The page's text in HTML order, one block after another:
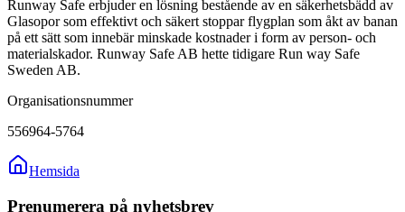
Runway Safe erbjuder en lösning bestående av en säkerhetsbädd av
Glasopor som effektivt och säkert stoppar flygplan som åkt av banan
på ett sätt som innebär minskade kostnader i form av person- och
materialskador. Runway Safe AB hette tidigare Run way Safe
Sweden AB.
Organisationsnummer
556964-5764
Hemsida
Prenumerera på nyhetsbrev